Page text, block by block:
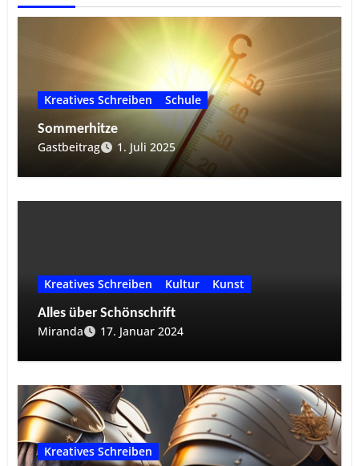
Kreatives Schreiben
Schule
Sommerhitze
Gastbeitrag
1. Juli 2025
Kreatives Schreiben Kultur
Kunst
Alles über Schönschrift
Miranda
17. Januar 2024
Kreatives Schreiben